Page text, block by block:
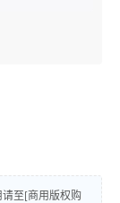
至[商用版权购